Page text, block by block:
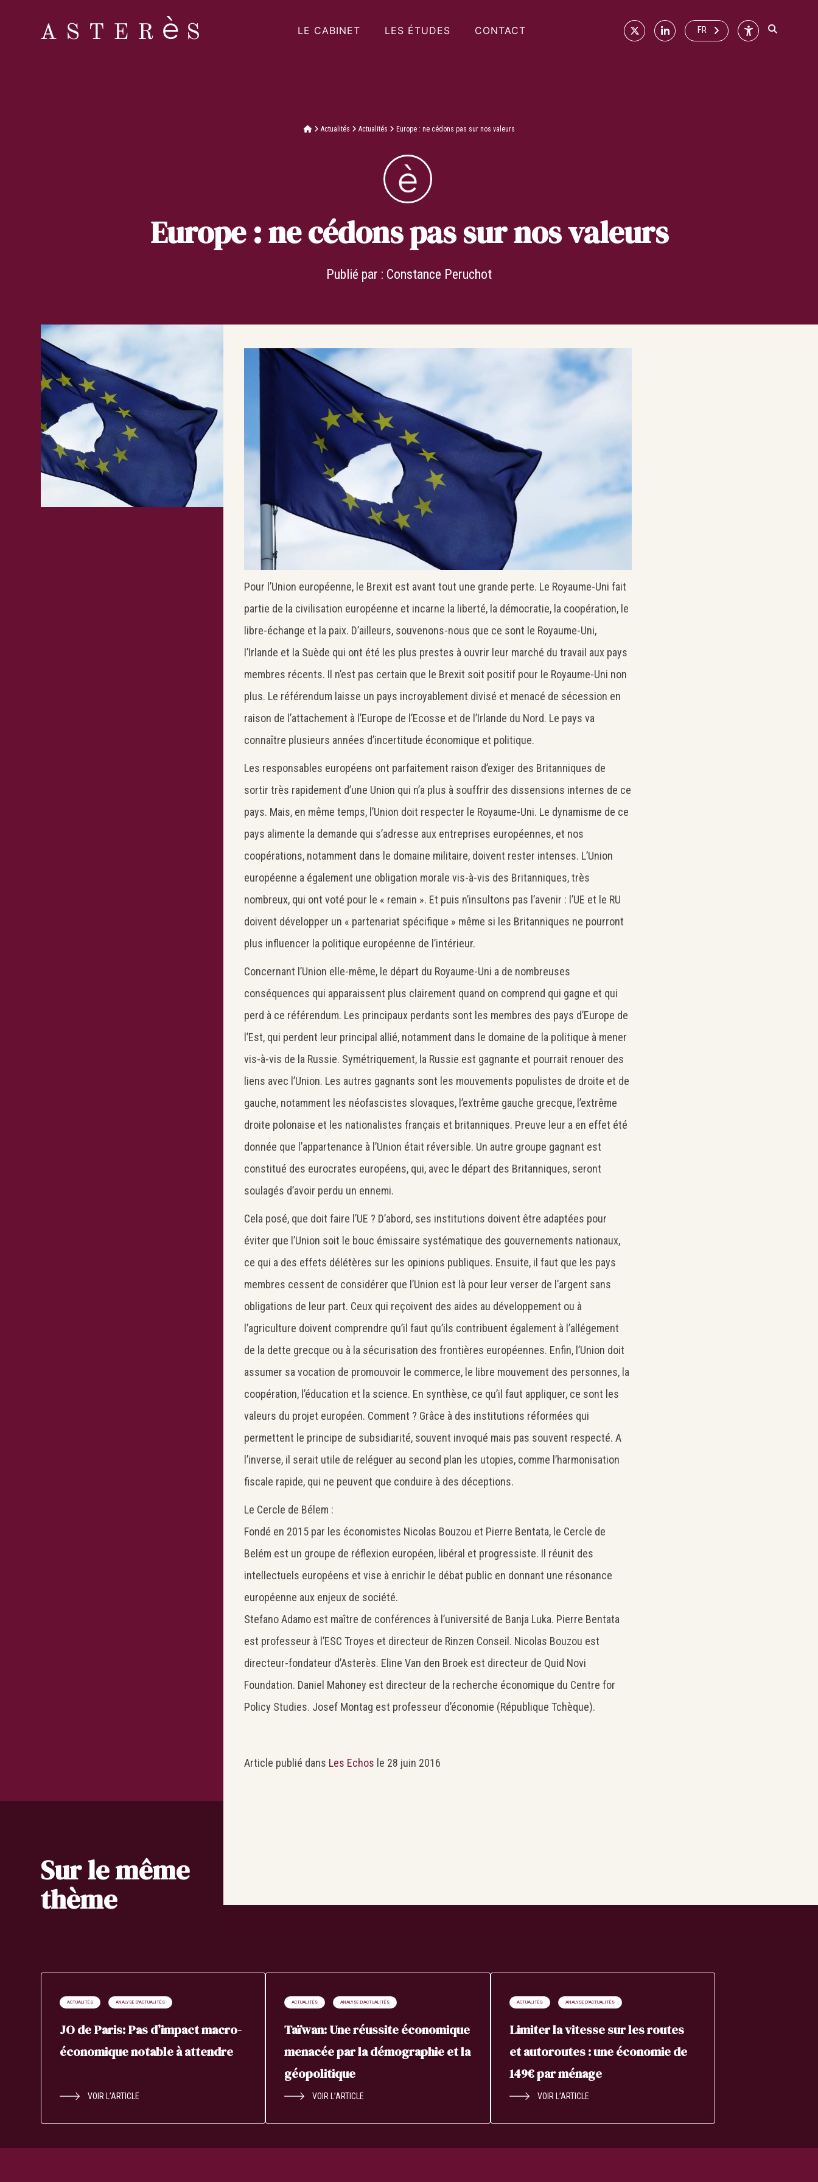
LE CABINET LES ÉTUDES CONTACT X Linkedin
FR Accessibilité
Actualités Actualités Europe : ne cédons pas sur nos valeurs
Europe : ne cédons pas sur nos valeurs
Publié par : Constance Peruchot
Pour l’Union européenne, le Brexit est avant tout une grande perte. Le Royaume-Uni fait
partie de la civilisation européenne et incarne la liberté, la démocratie, la coopération, le
libre-échange et la paix. D’ailleurs, souvenons-nous que ce sont le Royaume-Uni,
l’Irlande et la Suède qui ont été les plus prestes à ouvrir leur marché du travail aux pays
membres récents. Il n’est pas certain que le Brexit soit positif pour le Royaume-Uni non
plus. Le référendum laisse un pays incroyablement divisé et menacé de sécession en
raison de l’attachement à l’Europe de l’Ecosse et de l’Irlande du Nord. Le pays va
connaître plusieurs années d’incertitude économique et politique.
Les responsables européens ont parfaitement raison d’exiger des Britanniques de
sortir très rapidement d’une Union qui n’a plus à souffrir des dissensions internes de ce
pays. Mais, en même temps, l’Union doit respecter le Royaume-Uni. Le dynamisme de ce
pays alimente la demande qui s’adresse aux entreprises européennes, et nos
coopérations, notamment dans le domaine militaire, doivent rester intenses. L’Union
européenne a également une obligation morale vis-à-vis des Britanniques, très
nombreux, qui ont voté pour le « remain ». Et puis n’insultons pas l’avenir : l’UE et le RU
doivent développer un « partenariat spécifique » même si les Britanniques ne pourront
plus influencer la politique européenne de l’intérieur.
Concernant l’Union elle-même, le départ du Royaume-Uni a de nombreuses
conséquences qui apparaissent plus clairement quand on comprend qui gagne et qui
perd à ce référendum. Les principaux perdants sont les membres des pays d’Europe de
l’Est, qui perdent leur principal allié, notamment dans le domaine de la politique à mener
vis-à-vis de la Russie. Symétriquement, la Russie est gagnante et pourrait renouer des
liens avec l’Union. Les autres gagnants sont les mouvements populistes de droite et de
gauche, notamment les néofascistes slovaques, l’extrême gauche grecque, l’extrême
droite polonaise et les nationalistes français et britanniques. Preuve leur a en effet été
donnée que l’appartenance à l’Union était réversible. Un autre groupe gagnant est
constitué des eurocrates européens, qui, avec le départ des Britanniques, seront
soulagés d’avoir perdu un ennemi.
Cela posé, que doit faire l’UE ? D’abord, ses institutions doivent être adaptées pour
éviter que l’Union soit le bouc émissaire systématique des gouvernements nationaux,
ce qui a des effets délétères sur les opinions publiques. Ensuite, il faut que les pays
membres cessent de considérer que l’Union est là pour leur verser de l’argent sans
obligations de leur part. Ceux qui reçoivent des aides au développement ou à
l’agriculture doivent comprendre qu’il faut qu’ils contribuent également à l’allégement
de la dette grecque ou à la sécurisation des frontières européennes. Enfin, l’Union doit
assumer sa vocation de promouvoir le commerce, le libre mouvement des personnes, la
coopération, l’éducation et la science. En synthèse, ce qu’il faut appliquer, ce sont les
valeurs du projet européen. Comment ? Grâce à des institutions réformées qui
permettent le principe de subsidiarité, souvent invoqué mais pas souvent respecté. A
l’inverse, il serait utile de reléguer au second plan les utopies, comme l’harmonisation
fiscale rapide, qui ne peuvent que conduire à des déceptions.
Le Cercle de Bélem :
Fondé en 2015 par les économistes Nicolas Bouzou et Pierre Bentata, le Cercle de
Belém est un groupe de réflexion européen, libéral et progressiste. Il réunit des
intellectuels européens et vise à enrichir le débat public en donnant une résonance
européenne aux enjeux de société.
Stefano Adamo est maître de conférences à l’université de Banja Luka. Pierre Bentata
est professeur à l’ESC Troyes et directeur de Rinzen Conseil. Nicolas Bouzou est
directeur-fondateur d’Asterès. Eline Van den Broek est directeur de Quid Novi
Foundation. Daniel Mahoney est directeur de la recherche économique du Centre for
Policy Studies. Josef Montag est professeur d’économie (République Tchèque).
Article publié dans Les Echos le 28 juin 2016
Sur le même
thème
ACTUALITÉS ANALYSE D'ACTUALITÉS
JO de Paris: Pas d’impact macro-
économique notable à attendre
VOIR L’ARTICLE
ACTUALITÉS ANALYSE D'ACTUALITÉS
Taïwan: Une réussite économique
menacée par la démographie et la
géopolitique
VOIR L’ARTICLE
ACTUALITÉS ANALYSE D'ACTUALITÉS
Limiter la vitesse sur les routes
et autoroutes : une économie de
149€ par ménage
VOIR L’ARTICLE